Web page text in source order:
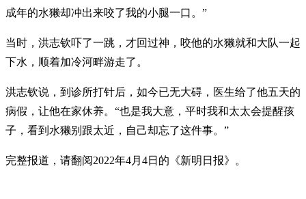
成年的水獭却冲出来咬了我的小腿一口。”
当时，洪志钦吓了一跳，才回过神，咬他的水獭就和大队一起
下水，顺着加冷河畔游走了。
洪志钦说，到诊所打针后，如今已无大碍，医生给了他五天的
病假，让他在家休养。“也是我大意，平时我和太太会提醒孩
子，看到水獭别跟太近，自己却忘了这件事。”
完整报道，请翻阅2022年4月4日的《新明日报》。